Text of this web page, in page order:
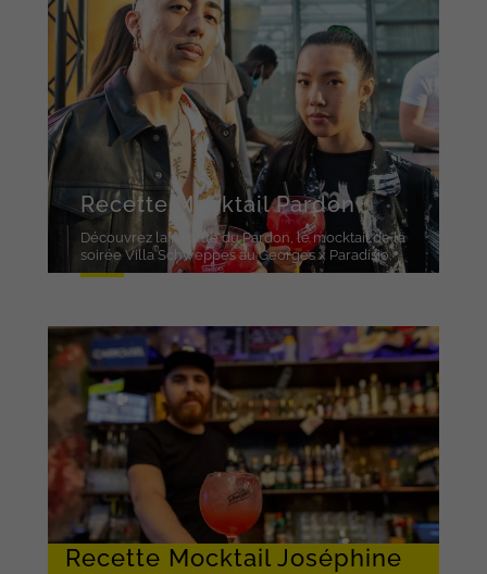
Recette Mocktail Pardon
Découvrez la recette du Pardon, le mocktail de la
soirée Villa Schweppes au Georges x Paradisio.
Recette Mocktail Joséphine